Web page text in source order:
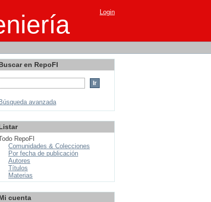
Login
en RepoFI
Búsqueda avanzada
RepoFI
Comunidades & Colecciones
Por fecha de publicación
Autores
Títulos
Materias
cuenta